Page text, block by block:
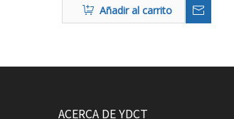
Añadir al carrito
ACERCA DE YDCT